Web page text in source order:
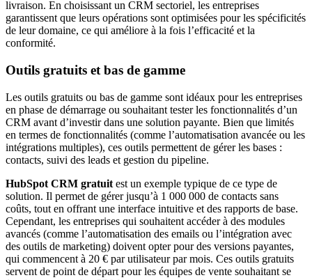
livraison. En choisissant un CRM sectoriel, les entreprises
garantissent que leurs opérations sont optimisées pour les spécificités
de leur domaine, ce qui améliore à la fois l’efficacité et la
conformité.
Outils gratuits et bas de gamme
Les outils gratuits ou bas de gamme sont idéaux pour les entreprises
en phase de démarrage ou souhaitant tester les fonctionnalités d’un
CRM avant d’investir dans une solution payante. Bien que limités
en termes de fonctionnalités (comme l’automatisation avancée ou les
intégrations multiples), ces outils permettent de gérer les bases :
contacts, suivi des leads et gestion du pipeline.
HubSpot CRM gratuit est un exemple typique de ce type de
solution. Il permet de gérer jusqu’à 1 000 000 de contacts sans
coûts, tout en offrant une interface intuitive et des rapports de base.
Cependant, les entreprises qui souhaitent accéder à des modules
avancés (comme l’automatisation des emails ou l’intégration avec
des outils de marketing) doivent opter pour des versions payantes,
qui commencent à 20 € par utilisateur par mois. Ces outils gratuits
servent de point de départ pour les équipes de vente souhaitant se